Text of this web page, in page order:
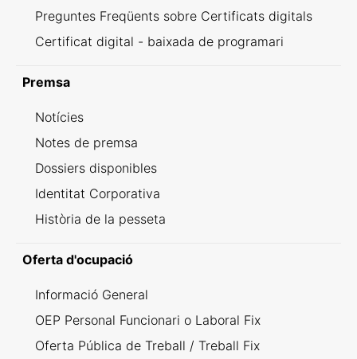
Preguntes Freqüents sobre Certificats digitals
Certificat digital - baixada de programari
Premsa
Notícies
Notes de premsa
Dossiers disponibles
Identitat Corporativa
Història de la pesseta
Oferta d'ocupació
Informació General
OEP Personal Funcionari o Laboral Fix
Oferta Pública de Treball / Treball Fix